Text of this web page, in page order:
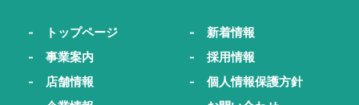
- トップページ
- 事業案内
- 店舗情報
- 新着情報
- 採用情報
- 個人情報保護方針